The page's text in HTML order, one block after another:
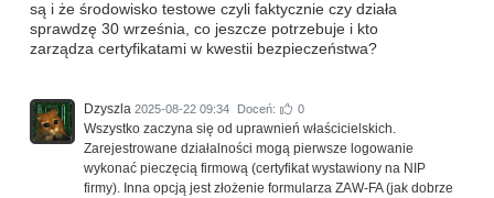
są i że środowisko testowe czyli faktycznie czy działa
sprawdzę 30 września, co jeszcze potrzebuje i kto
zarządza certyfikatami w kwestii bezpieczeństwa?
Dzyszla 2025-08-22 09:34 Doceń: 0
Wszystko zaczyna się od uprawnień właścicielskich.
Zarejestrowane działalności mogą pierwsze logowanie
wykonać pieczęcią firmową (certyfikat wystawiony na NIP
firmy). Inna opcją jest złożenie formularza ZAW-FA (jak dobrze